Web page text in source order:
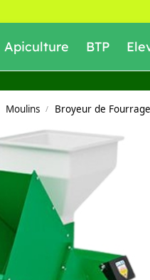
Apiculture BTP
Moulins / Broyeur de